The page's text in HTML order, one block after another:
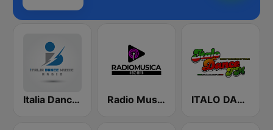
Italia Dance Music Radio Musica Disco Fever ITALO DANCE FM